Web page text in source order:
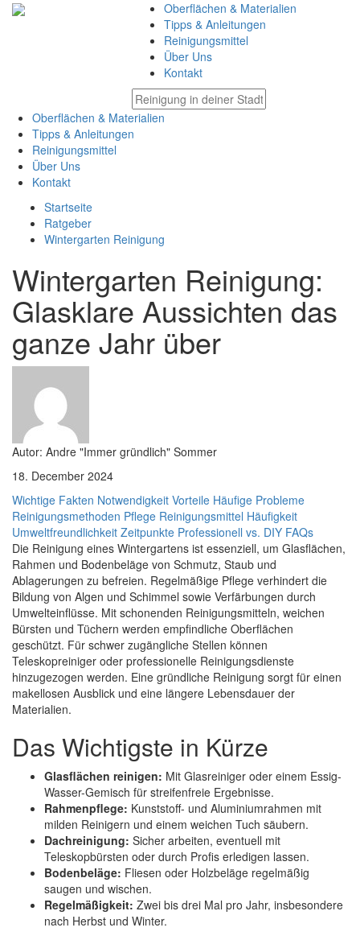
Oberflächen & Materialien
Tipps & Anleitungen
Reinigungsmittel
Über Uns
Kontakt
Oberflächen & Materialien
Tipps & Anleitungen
Reinigungsmittel
Über Uns
Kontakt
Startseite
Ratgeber
Wintergarten Reinigung
Wintergarten Reinigung:
Glasklare Aussichten das
ganze Jahr über
Autor: Andre "Immer gründlich" Sommer
18. December 2024
Wichtige Fakten Notwendigkeit Vorteile Häufige Probleme
Reinigungsmethoden Pflege Reinigungsmittel Häufigkeit
Umweltfreundlichkeit Zeitpunkte Professionell vs. DIY FAQs
Die Reinigung eines Wintergartens ist essenziell, um Glasflächen,
Rahmen und Bodenbeläge von Schmutz, Staub und
Ablagerungen zu befreien. Regelmäßige Pflege verhindert die
Bildung von Algen und Schimmel sowie Verfärbungen durch
Umwelteinflüsse. Mit schonenden Reinigungsmitteln, weichen
Bürsten und Tüchern werden empfindliche Oberflächen
geschützt. Für schwer zugängliche Stellen können
Teleskopreiniger oder professionelle Reinigungsdienste
hinzugezogen werden. Eine gründliche Reinigung sorgt für einen
makellosen Ausblick und eine längere Lebensdauer der
Materialien.
Das Wichtigste in Kürze
Glasflächen reinigen: Mit Glasreiniger oder einem Essig-
Wasser-Gemisch für streifenfreie Ergebnisse.
Rahmenpflege: Kunststoff- und Aluminiumrahmen mit
milden Reinigern und einem weichen Tuch säubern.
Dachreinigung: Sicher arbeiten, eventuell mit
Teleskopbürsten oder durch Profis erledigen lassen.
Bodenbeläge: Fliesen oder Holzbeläge regelmäßig
saugen und wischen.
Regelmäßigkeit: Zwei bis drei Mal pro Jahr, insbesondere
nach Herbst und Winter.